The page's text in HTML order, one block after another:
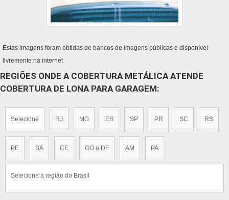
Estas imagens foram obtidas de bancos de imagens públicas e disponível
livremente na internet
REGIÕES ONDE A COBERTURA METÁLICA ATENDE
COBERTURA DE LONA PARA GARAGEM:
Selecione RJ MG ES SP PR SC RS
PE BA CE GO e DF AM PA
Selecione a região do Brasil